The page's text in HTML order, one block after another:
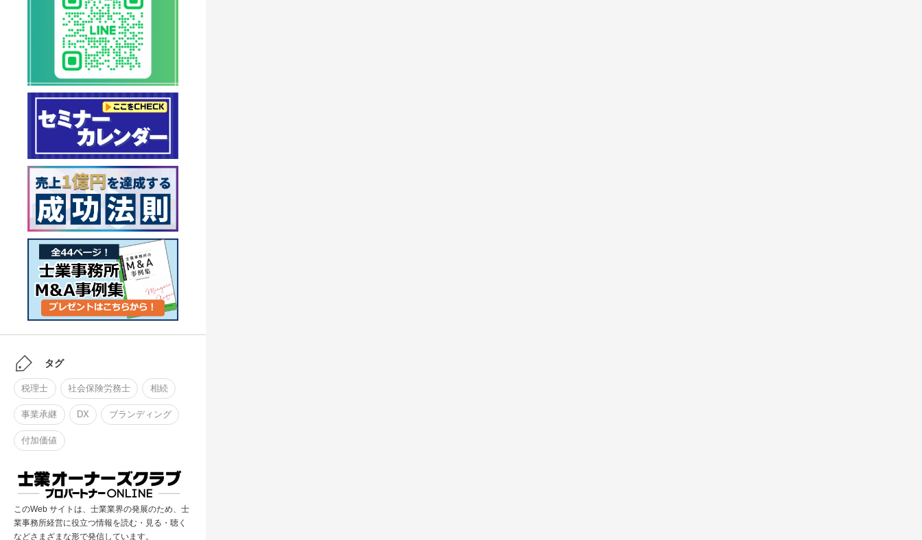
タグ
税理士 社会保険労務士 相続
事業承継 DX ブランディング
付加価値
このWeb サイトは、士業業界の発展のため、士
業事務所経営に役立つ情報を読む・見る・聴く
などさまざまな形で発信しています。